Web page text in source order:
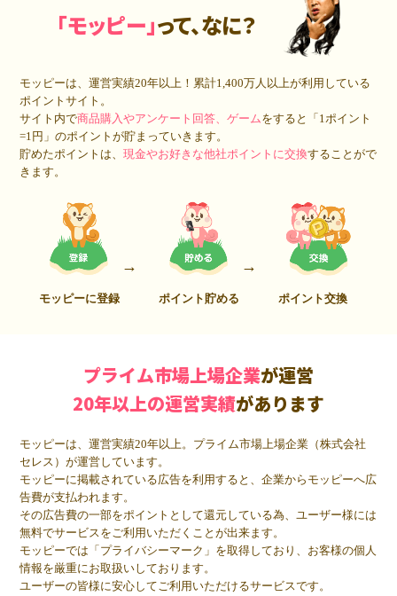
「モッピー」って、なに？
モッピーは、運営実績20年以上！累計1,400万人 以上が利用している
ポイントサイト。
サイト内で商品購入やアンケート回答、ゲームをすると「1ポイント
=1円」のポイントが貯まっていきます。
貯めたポイントは、現金やお好きな他社ポイントに交換することがで
きます。
モッピーに登録 ポイント貯める ポイント交換
プライム市場上場企業が運営
20年以上の運営実績があります
モッピーは、運営実績20年以上。プライム市場上場企業（株式会社
セレス）が運営しています。
モッピーに掲載されている広告を利用すると、企業からモッピーへ広
告費が支払われます。
その広告費の一部をポイントとして還元している為、ユーザー様には
無料でサービスをご利用いただくことが出来ます。
モッピーでは「プライバシーマーク」を取得しており、お客様の個人
情報を厳重にお取扱いしております。
ユーザーの皆様に安心してご利用いただけるサービスです。